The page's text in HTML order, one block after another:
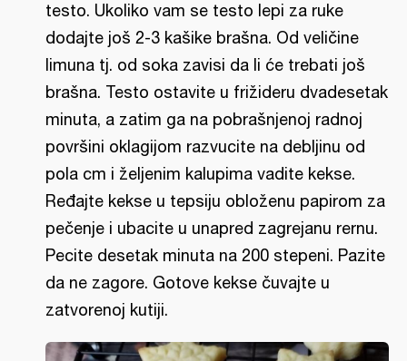
testo. Ukoliko vam se testo lepi za ruke
dodajte još 2-3 kašike brašna. Od veličine
limuna tj. od soka zavisi da li će trebati još
brašna. Testo ostavite u frižideru dvadesetak
minuta, a zatim ga na pobrašnjenoj radnoj
površini oklagijom razvucite na debljinu od
pola cm i željenim kalupima vadite kekse.
Ređajte kekse u tepsiju obloženu papirom za
pečenje i ubacite u unapred zagrejanu rernu.
Pecite desetak minuta na 200 stepeni. Pazite
da ne zagore. Gotove kekse čuvajte u
zatvorenoj kutiji.